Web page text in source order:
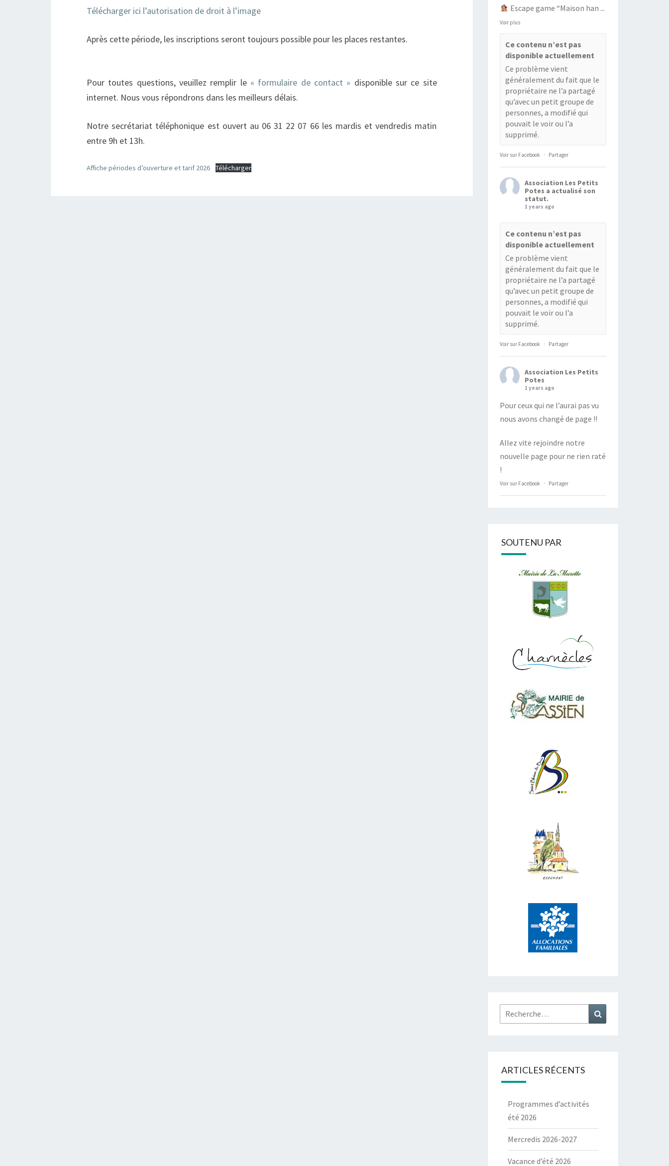
Télécharger ici l’autorisation de droit à l’image
Après cette période, les inscriptions seront toujours possible pour les places restantes.
Pour toutes questions, veuillez remplir le « formulaire de contact » disponible sur ce site
internet. Nous vous répondrons dans les meilleurs délais.
Notre secrétariat téléphonique est ouvert au 06 31 22 07 66 les mardis et vendredis matin
entre 9h et 13h.
Affiche périodes d’ouverture et tarif 2026 Télécharger
Escape game “Maison han ...
Voir plus
Ce contenu n’est pas
disponible actuellement
Ce problème vient
généralement du fait que le
propriétaire ne l’a partagé
qu’avec un petit groupe de
personnes, a modifié qui
pouvait le voir ou l’a
supprimé.
Voir sur Facebook · Partager
Association Les Petits
Potes a actualisé son
statut.
1 years ago
Ce contenu n’est pas
disponible actuellement
Ce problème vient
généralement du fait que le
propriétaire ne l’a partagé
qu’avec un petit groupe de
personnes, a modifié qui
pouvait le voir ou l’a
supprimé.
Voir sur Facebook · Partager
Association Les Petits
Potes
1 years ago
Pour ceux qui ne l’aurai pas vu
nous avons changé de page !!
Allez vite rejoindre notre
nouvelle page pour ne rien raté
!
Voir sur Facebook · Partager
SOUTENU PAR
Rechercher :
ARTICLES RÉCENTS
Programmes d’activités
été 2026
Mercredis 2026-2027
Vacance d’été 2026